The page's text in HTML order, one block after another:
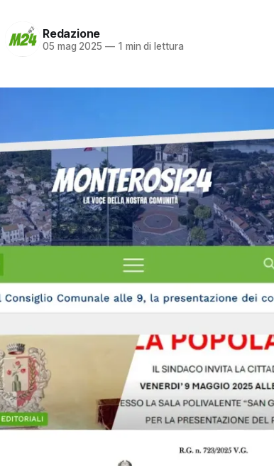
Redazione
05 mag 2025 —1 min di lettura